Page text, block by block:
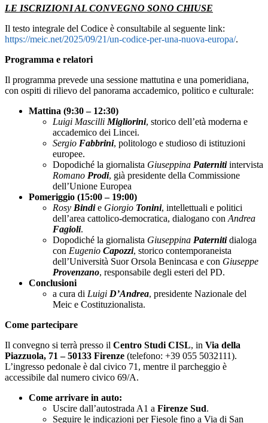
LE ISCRIZIONI AL CONVEGNO SONO CHIUSE
Il testo integrale del Codice è consultabile al seguente link:
https://meic.net/2025/09/21/un-codice-per-una-nuova-europa/.
Programma e relatori
Il programma prevede una sessione mattutina e una pomeridiana,
con ospiti di rilievo del panorama accademico, politico e culturale:
Mattina (9:30 – 12:30)
Luigi Mascilli Migliorini, storico dell’età moderna e
accademico dei Lincei.
Sergio Fabbrini, politologo e studioso di istituzioni
europee.
Dopodiché la giornalista Giuseppina Paternitiintervista
Romano Prodi, già presidente della Commissione
dell’Unione Europea
Pomeriggio (15:00 – 19:00)
Rosy Bindie Giorgio Tonini, intellettuali e politici
dell’area cattolico-democratica, dialogano con Andrea
Fagioli.
Dopodiché la giornalista Giuseppina Paternitidialoga
con Eugenio Capozzi, storico contemporaneista
dell’Università Suor Orsola Benincasa e con Giuseppe
Provenzano, responsabile degli esteri del PD.
Conclusioni
a cura di Luigi D’Andrea, presidente Nazionale del
Meic e Costituzionalista.
Come partecipare
Il convegno si terrà presso il Centro Studi CISL, in Via della
Piazzuola, 71 – 50133 Firenze (telefono: +39 055 5032111).
L’ingresso pedonale è dal civico 71, mentre il parcheggio è
accessibile dal numero civico 69/A.
Come arrivare in auto:
Uscire dall’autostrada A1 a Firenze Sud.
Seguire le indicazioni per Fiesole fino a Via di San